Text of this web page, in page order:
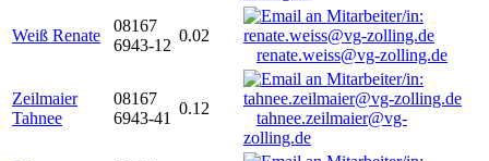
Weiß Renate
08167
6943-12
0.02
renate.weiss@vg-zolling.de
Zeilmaier
Tahnee
08167
6943-41
0.12
tahnee.zeilmaier@vg-
zolling.de